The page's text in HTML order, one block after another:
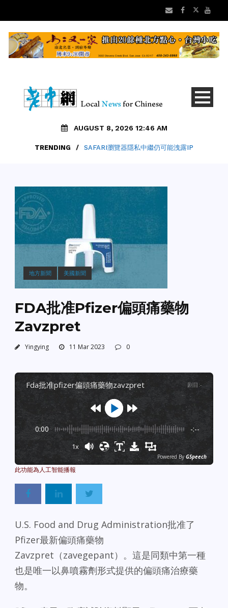
AUGUST 8, 2026 12:46 AM
TRENDING / SAFARI瀏覽器隱私中繼仍可能洩露IP
地方新聞 美國新聞
FDA批准Pfizer偏頭痛藥物
Zavzpret
Yingying 11 Mar 2023 0
fda批准pfizer偏頭痛藥物zavzpret 剧目 :-
0:00 -:--
1x
Powered By GSpeech
U.S. Food and Drug Administration批准了
Pfizer最新偏頭痛藥物
Zavzpret（zavegepant）。這是同類中第一種
也是唯一以鼻噴霧劑形式提供的偏頭痛治療藥
物。